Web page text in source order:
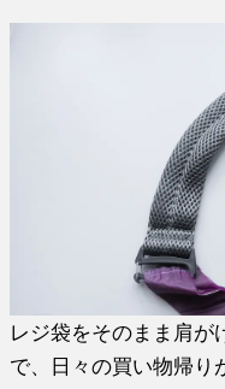
レジ袋をそのまま肩が
で、日々の買い物帰り